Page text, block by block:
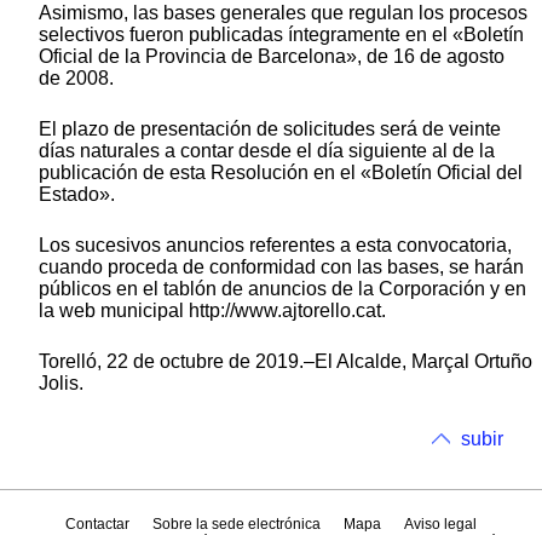
Asimismo, las bases generales que regulan los procesos
selectivos fueron publicadas íntegramente en el «Boletín
Oficial de la Provincia de Barcelona», de 16 de agosto
de 2008.
El plazo de presentación de solicitudes será de veinte
días naturales a contar desde el día siguiente al de la
publicación de esta Resolución en el «Boletín Oficial del
Estado».
Los sucesivos anuncios referentes a esta convocatoria,
cuando proceda de conformidad con las bases, se harán
públicos en el tablón de anuncios de la Corporación y en
la web municipal http://www.ajtorello.cat.
Torelló, 22 de octubre de 2019.–El Alcalde, Marçal Ortuño
Jolis.
subir
Contactar Sobre la sede electrónica Mapa
Aviso legal